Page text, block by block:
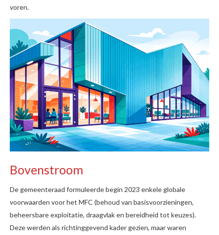
voren.
Bovenstroom
De gemeenteraad formuleerde begin 2023 enkele globale
voorwaarden voor het MFC (behoud van basisvoorzieningen,
beheersbare exploitatie, draagvlak en bereidheid tot keuzes).
Deze werden als richtinggevend kader gezien, maar waren